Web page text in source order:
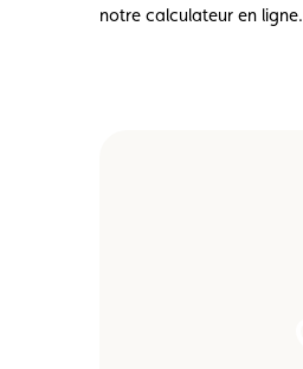
notre calculateur en ligne.